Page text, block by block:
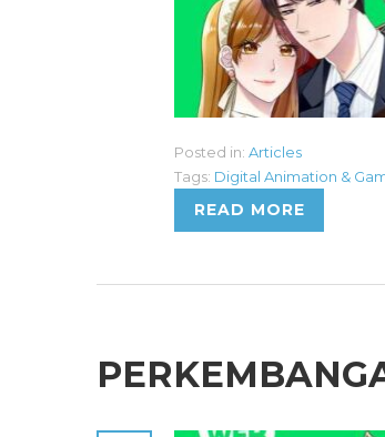
Posted in: Articles
Tags: Digital Animation &
READ MORE